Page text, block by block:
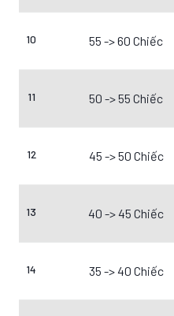
10 55 -> 60 Chiếc
11 50 -> 55 Chiếc
12 45 -> 50 Chiếc
13 40 -> 45 Chiếc
14 35 -> 40 Chiếc